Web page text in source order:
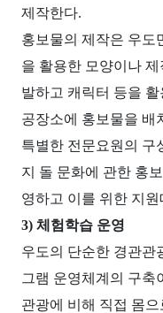
제작한다.
홍보물의 제작은 우도
을 활용한 모양이나
발하고 캐릭터 등을
공장소에 홍보물을 배
특별한 전문요원의 구
지 돌 문화에 관한 홍
영하고 이를 위한 지
3) 체험학습 운영
우도의 단순한 경관관
그램 운영체계의 구축
관광에 비해 직접 몸